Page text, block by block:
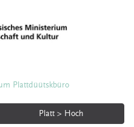
Plattdüütskbüro
Platt > Hoch